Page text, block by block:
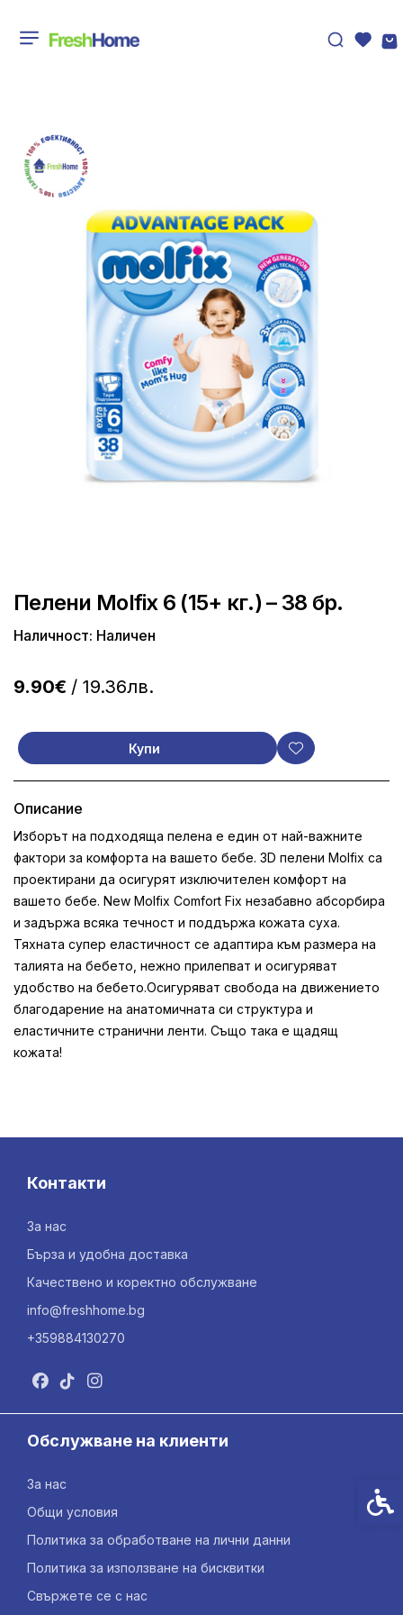
Пелени Molfix 6 (15+ кг.) – 38 бр.
Наличност: Наличен
9.90€ / 19.36лв.
Купи
Описание
Изборът на подходяща пелена е един от най-важните
фактори за комфорта на вашето бебе. 3D пелени Molfix са
проектирани да осигурят изключителен комфорт на
вашето бебе. New Molfix Comfort Fix незабавно абсорбира
и задържа всяка течност и поддържа кожата суха.
Тяхната супер еластичност се адаптира към размера на
талията на бебето, нежно прилепват и осигуряват
удобство на бебето.Осигуряват свобода на движението
благодарение на анатомичната си структура и
еластичните странични ленти. Също така е щадящ
кожата!
Контакти
За нас
Бърза и удобна доставка
Качествено и коректно обслужване
info@freshhome.bg
+359884130270
Обслужване на клиенти
За нас
Общи условия
Политика за обработване на лични данни
Политика за използване на бисквитки
Свържете се с нас